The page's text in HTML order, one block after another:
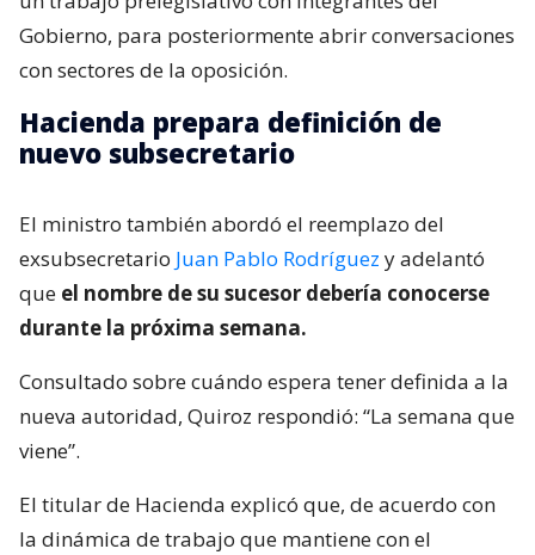
Gobierno, para posteriormente abrir conversaciones
con sectores de la oposición.
Hacienda prepara definición de
nuevo subsecretario
El ministro también abordó el reemplazo del
exsubsecretario Juan Pablo Rodríguez y adelantó
que el nombre de su sucesor debería conocerse
durante la próxima semana.
Consultado sobre cuándo espera tener definida a la
nueva autoridad, Quiroz respondió: “La semana que
viene”.
El titular de Hacienda explicó que, de acuerdo con
la dinámica de trabajo que mantiene con el